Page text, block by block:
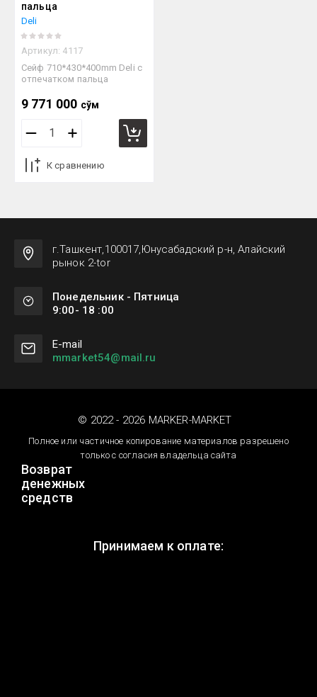
пальца
Deli
Артикул: 4117
Сейф 710*430*400mm Deli с
отпечатком пальца
9 771 000 сўм
К сравнению
г.Ташкент,100017,Юнусабадский р-н, Алайский
рынок 2-tor
Понедельник - Пятница
9:00- 18 :00
Е-mail
mmarket54@mail.ru
© 2022 - 2026 MARKER-MARKET
Полное или частичное копирование материалов разрешено
только с согласия владельца сайта
Возврат
денежных
средств
Принимаем к оплате: